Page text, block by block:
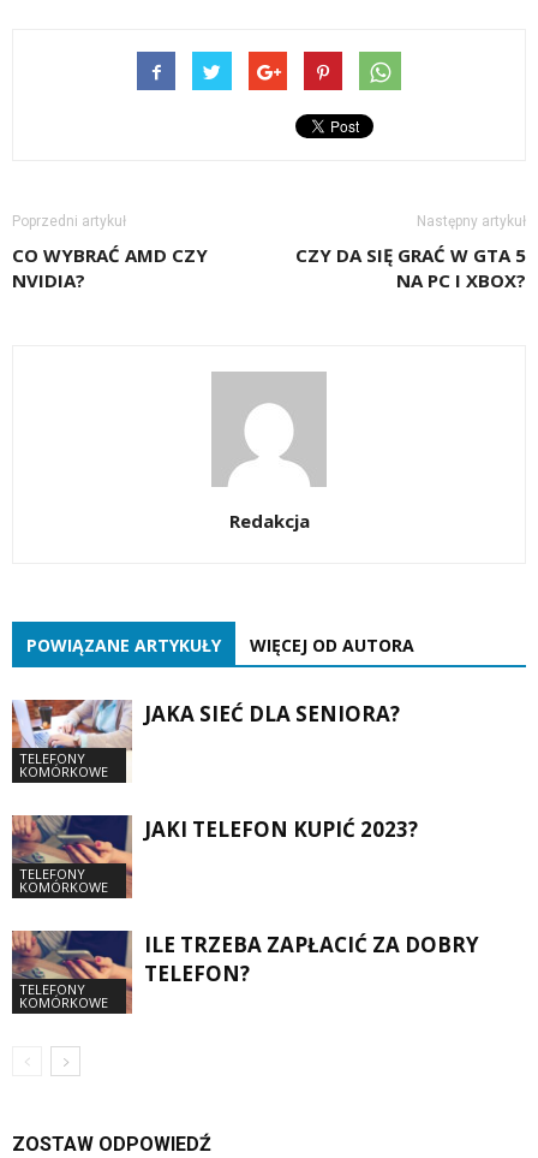
Poprzedni artykuł
CO WYBRAĆ AMD CZY
NVIDIA?
Następny artykuł
CZY DA SIĘ GRAĆ W GTA 5
NA PC I XBOX?
Redakcja
POWIĄZANE ARTYKUŁY WIĘCEJ OD AUTORA
TELEFONY
KOMÓRKOWE
JAKA SIEĆ DLA SENIORA?
TELEFONY
KOMÓRKOWE
JAKI TELEFON KUPIĆ 2023?
TELEFONY
KOMÓRKOWE
ILE TRZEBA ZAPŁACIĆ ZA DOBRY
TELEFON?
ZOSTAW ODPOWIEDŹ